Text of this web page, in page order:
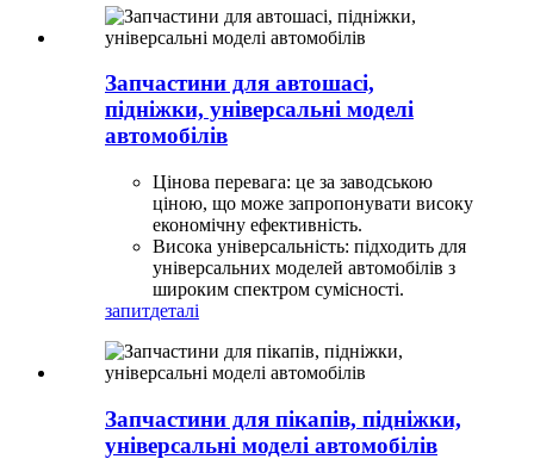
Запчастини для автошасі,
підніжки, універсальні моделі
автомобілів
Цінова перевага: це за заводською
ціною, що може запропонувати високу
економічну ефективність.
Висока універсальність: підходить для
універсальних моделей автомобілів з
широким спектром сумісності.
запитдеталі
Запчастини для пікапів, підніжки,
універсальні моделі автомобілів